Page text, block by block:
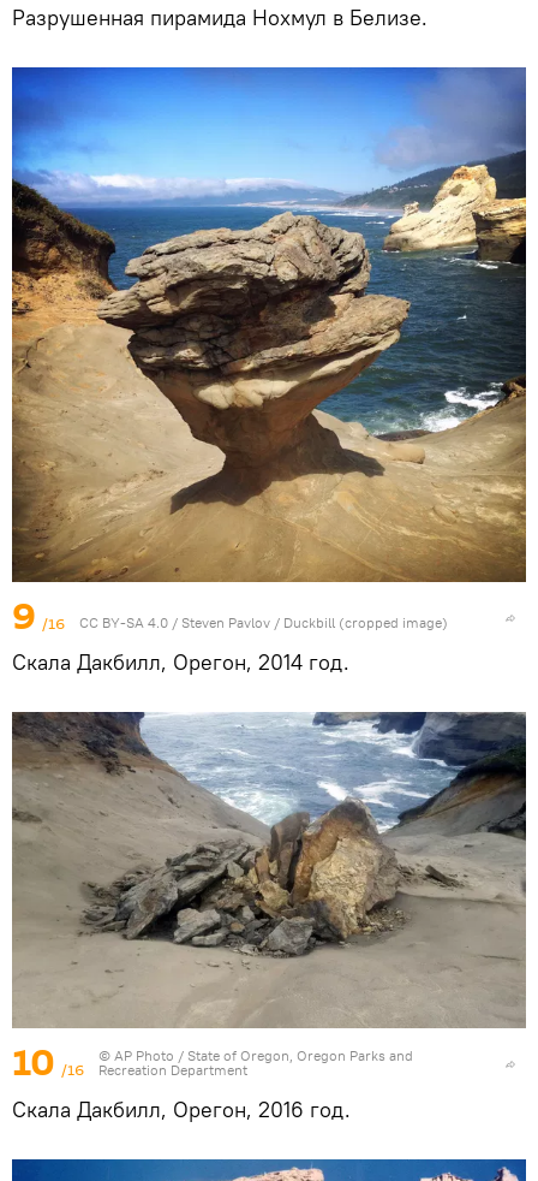
Разрушенная пирамида Нохмул в Белизе.
9 /16 CC BY-SA 4.0 / Steven Pavlov / Duckbill (cropped image)
Скала Дакбилл, Орегон, 2014 год.
10 /16
© AP Photo / State of Oregon, Oregon Parks and
Recreation Department
Скала Дакбилл, Орегон, 2016 год.